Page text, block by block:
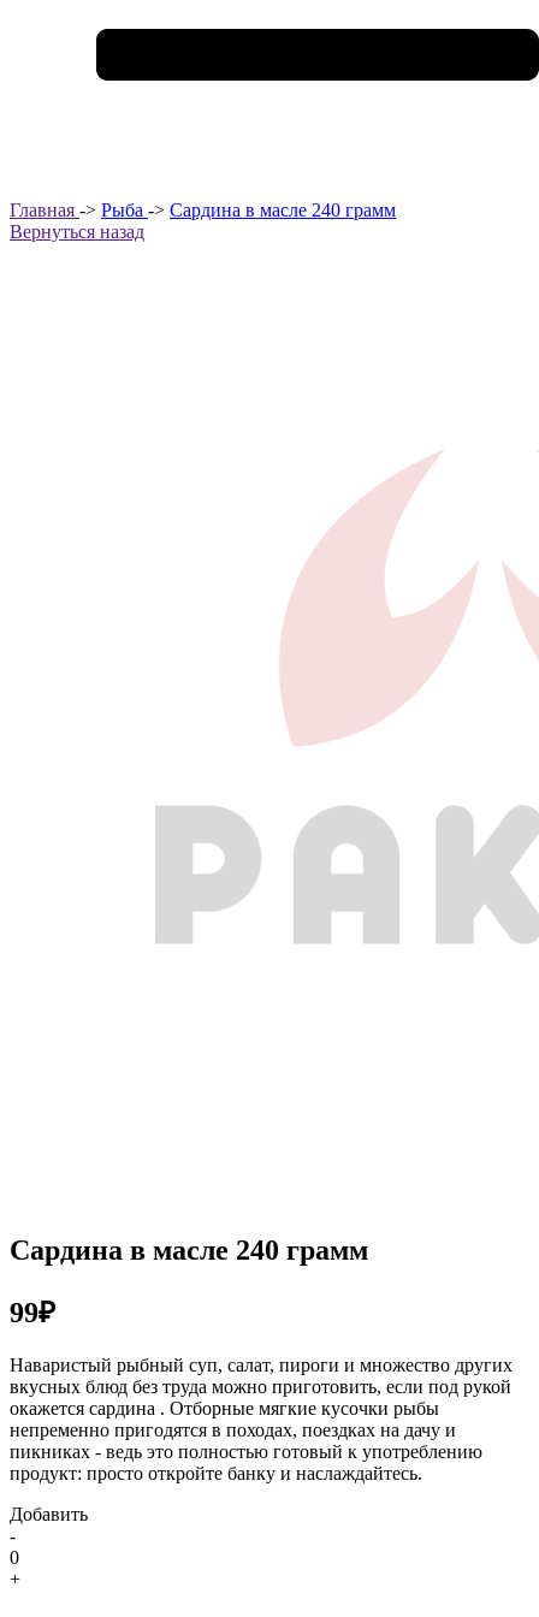
Главная -> Рыба -> Сардина в масле 240 грамм
Вернуться назад
Сардина в масле 240 грамм
99₽
Наваристый рыбный суп, салат, пироги и множество других
вкусных блюд без труда можно приготовить, если под рукой
окажется сардина . Отборные мягкие кусочки рыбы
непременно пригодятся в походах, поездках на дачу и
пикниках - ведь это полностью готовый к употреблению
продукт: просто откройте банку и наслаждайтесь.
Добавить
-
0
+